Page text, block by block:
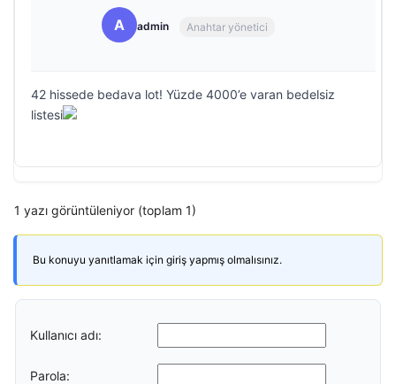
A admin Anahtar yönetici
42 hissede bedava lot! Yüzde 4000’e varan bedelsiz
listesi
1 yazı görüntüleniyor (toplam 1)
Bu konuyu yanıtlamak için giriş yapmış olmalısınız.
Kullanıcı adı:
Parola: